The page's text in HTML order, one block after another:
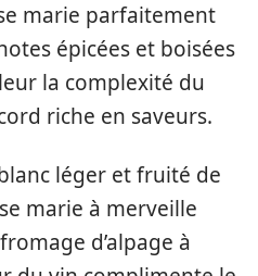
marie parfaitement
épicées et boisées
la complexité du
riche en saveurs.
léger et fruité de
marie à merveille
d’alpage à